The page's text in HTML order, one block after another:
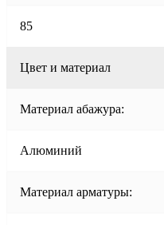
85
Цвет и материал
Материал абажура:
Алюминий
Материал арматуры: